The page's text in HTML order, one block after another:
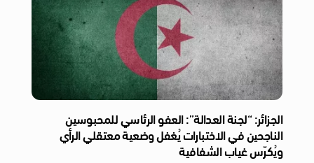
الجزائر: “لجنة العدالة”: العفو الرئاسي للمحبوسين
الناجحين في الاختبارات يُغفل وضعية معتقلي الرأي
ويُكرّس غياب الشفافية